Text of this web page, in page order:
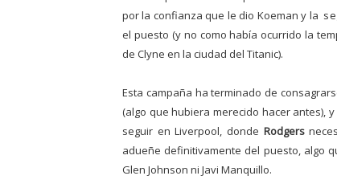
por la confianza que le dio Koeman y la
el puesto (y no como había ocurrido la
de Clyne en la ciudad del Titanic).
Esta campaña ha terminado de
(algo que hubiera merecido hacer antes),
seguir en Liverpool, donde Rodgers
adueñe definitivamente del puesto, algo
Glen Johnson ni Javi Manquillo.